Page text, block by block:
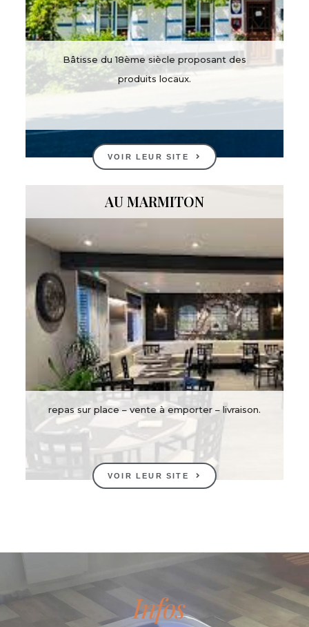
Bâtisse du 18ème siècle proposant des
produits locaux.
VOIR LEUR SITE
AU MARMITON
repas sur place – vente à emporter – livraison.
VOIR LEUR SITE
Infos